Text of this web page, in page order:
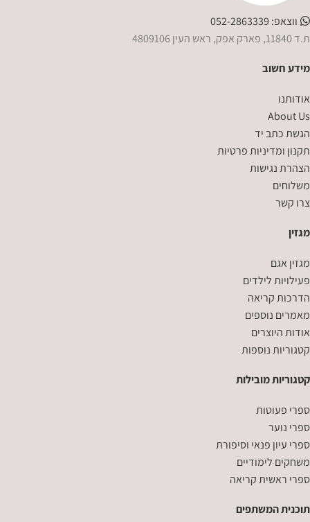
ווצאפ: 052-2863339
ת.ד 11840, פארק אפק, ראש העין 4809106
מידע חשוב
אודותנו
About Us
הגשת כתב יד
תקנון ומדיניות פרטיות
הצהרת נגישות
משלוחים
צרו קשר
מגזין
מגזין אגם
פעילויות לילדים
הדרכות קריאה
מאמרים נוספים
אודות היוצרים
קטגוריות נוספות
קטגוריות מובילות
ספרי פעוטות
ספרי נוער
ספרי עיון פנאי וסיפורת
משחקים לימודיים
ספרי ראשית קריאה
תוכנית המשתפים